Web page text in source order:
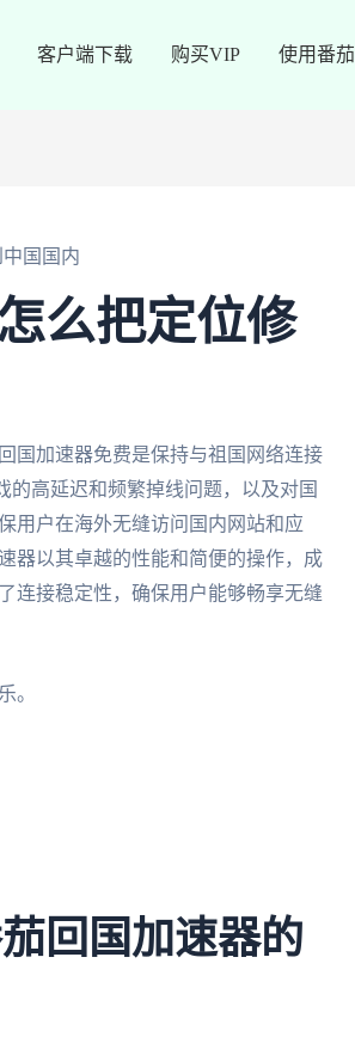
客户端下载 购买VIP 使用番茄
国国内
么把定位修
国加速器免费是保持与祖国网络连接
的高延迟和频繁掉线问题，以及对国
用户在海外无缝访问国内网站和应
器以其卓越的性能和简便的操作，成
连接稳定性，确保用户能够畅享无缝
。
回国加速器的